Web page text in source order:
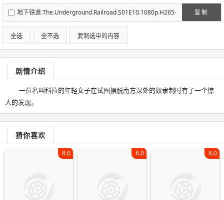
官方中字.mp4
复制
地下铁道.The.Underground.Railroad.S01E10.1080p.H265-
官方中字.mp4
全选 全不选 复制选中的内容
剧情介绍
一位名叫科拉的年轻女子在试图摆脱南方深处的奴隶制时有了一个惊
人的发现。
猜你喜欢
8.0 8.0 8.0